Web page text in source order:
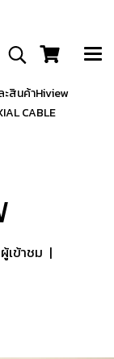
สินค้าHiview
CABLE
เข้าชม |